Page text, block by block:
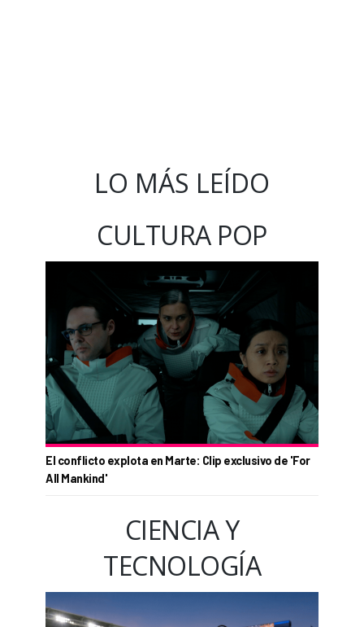
LO MÁS LEÍDO
CULTURA POP
El conflicto explota en Marte: Clip exclusivo de 'For
All Mankind'
CIENCIA Y
TECNOLOGÍA